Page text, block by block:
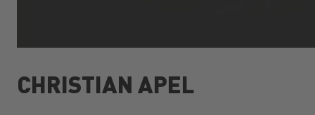
CHRISTIAN APEL